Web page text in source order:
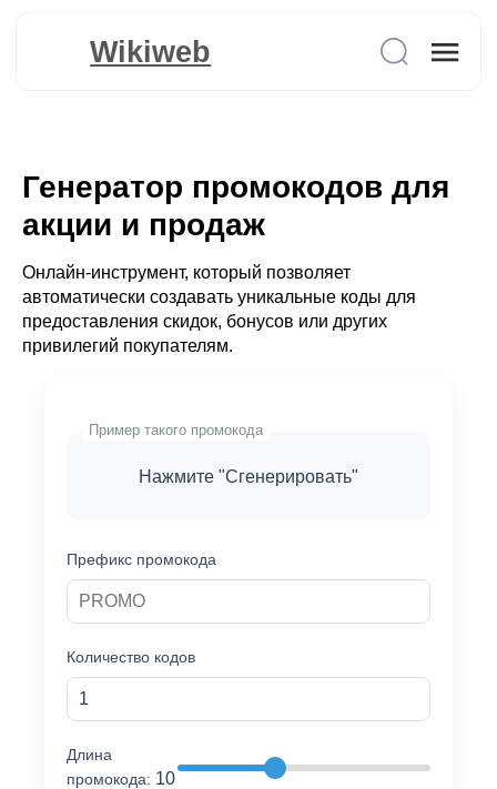
Wikiweb
Генератор промокодов для
акции и продаж
Онлайн-инструмент, который позволяет
автоматически создавать уникальные коды для
предоставления скидок, бонусов или других
привилегий покупателям.
Пример такого промокода
Нажмите "Сгенерировать"
Префикс промокода
Количество кодов
Длина
промокода: 10